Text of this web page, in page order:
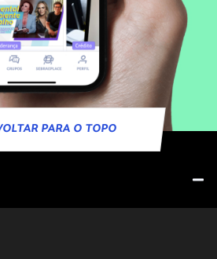
PARA O TOPO